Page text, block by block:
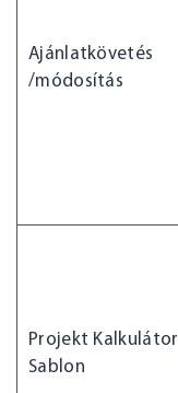
Ajánlatkövetés
/módosítás
Projekt Kalkulátor
Sablon